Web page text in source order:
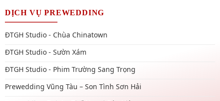
DỊCH VỤ PREWEDDING
ĐTGH Studio - Chùa Chinatown
ĐTGH Studio - Sườn Xám
ĐTGH Studio - Phim Trường Sang Trọng
Prewedding Vũng Tàu – Son Tình Sơn Hải